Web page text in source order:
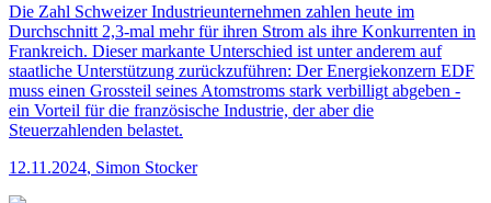
Die Zahl Schweizer Industrieunternehmen zahlen heute im
Durchschnitt 2,3-mal mehr für ihren Strom als ihre Konkurrenten in
Frankreich. Dieser markante Unterschied ist unter anderem auf
staatliche Unterstützung zurückzuführen: Der Energiekonzern EDF
muss einen Grossteil seines Atomstroms stark verbilligt abgeben -
ein Vorteil für die französische Industrie, der aber die
Steuerzahlenden belastet.
12.11.2024, Simon Stocker